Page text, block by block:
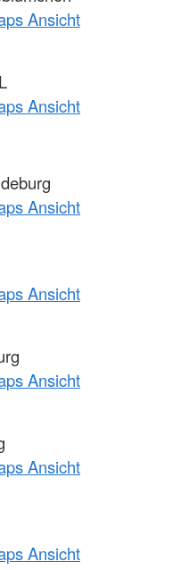
Ansicht
Ansicht
Ansicht
Ansicht
Ansicht
Ansicht
Ansicht